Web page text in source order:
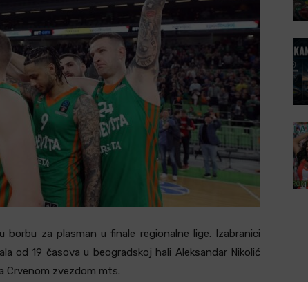
borbu za plasman u finale regionalne lige. Izabranici
od 19 časova u beogradskoj hali Aleksandar Nikolić
Crvenom zvezdom mts.